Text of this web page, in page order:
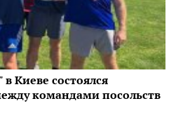
Киеве состоялся
командами посольств